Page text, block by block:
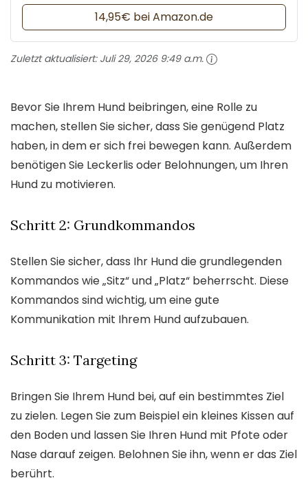
14,95€ bei Amazon.de
Zuletzt aktualisiert: Juli 29, 2026 9:49 a.m.
Bevor Sie Ihrem Hund beibringen, eine Rolle zu
machen, stellen Sie sicher, dass Sie genügend Platz
haben, in dem er sich frei bewegen kann. Außerdem
benötigen Sie Leckerlis oder Belohnungen, um Ihren
Hund zu motivieren.
Schritt 2: Grundkommandos
Stellen Sie sicher, dass Ihr Hund die grundlegenden
Kommandos wie „Sitz“ und „Platz“ beherrscht. Diese
Kommandos sind wichtig, um eine gute
Kommunikation mit Ihrem Hund aufzubauen.
Schritt 3: Targeting
Bringen Sie Ihrem Hund bei, auf ein bestimmtes Ziel
zu zielen. Legen Sie zum Beispiel ein kleines Kissen auf
den Boden und lassen Sie Ihren Hund mit Pfote oder
Nase darauf zeigen. Belohnen Sie ihn, wenn er das Ziel
berührt.